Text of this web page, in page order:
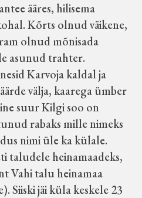
ääres, hilisema
Kõrts olnud väikene,
olnud mõnisada
asunud trahter.
Karvoja kaldal ja
välja, kaarega ümber
suur Kilgi soo on
rabaks mille nimeks
nimi üle ka külale.
taludele heinamaadeks,
Vahi talu heinamaa
Siiski jäi küla keskele 23